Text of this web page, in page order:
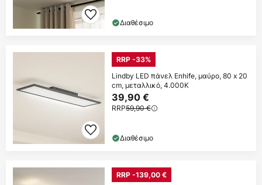
Διαθέσιμο
RRP -33%
Lindby LED πάνελ Enhife, μαύρο, 80 x 20
cm, μεταλλικό, 4.000K
39,90 €
RRP59,90 €
Διαθέσιμο
RRP -139,00 €